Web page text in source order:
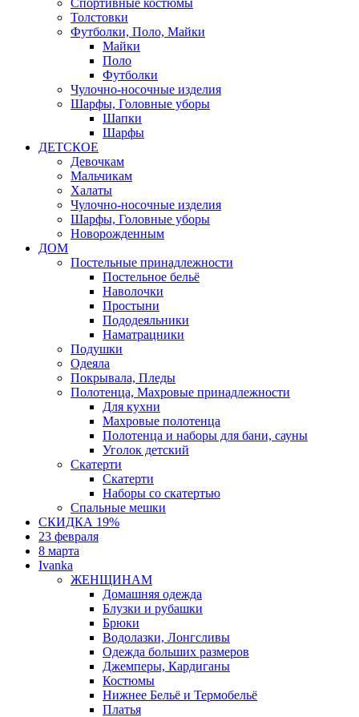
Спортивные костюмы
Толстовки
Футболки, Поло, Майки
Майки
Поло
Футболки
Чулочно-носочные изделия
Шарфы, Головные уборы
Шапки
Шарфы
ДЕТСКОЕ
Девочкам
Мальчикам
Халаты
Чулочно-носочные изделия
Шарфы, Головные уборы
Новорожденным
ДОМ
Постельные принадлежности
Постельное бельё
Наволочки
Простыни
Пододеяльники
Наматрацники
Подушки
Одеяла
Покрывала, Пледы
Полотенца, Махровые принадлежности
Для кухни
Махровые полотенца
Полотенца и наборы для бани, сауны
Уголок детский
Скатерти
Скатерти
Наборы со скатертью
Спальные мешки
СКИДКА 19%
23 февраля
8 марта
Ivanka
ЖЕНЩИНАМ
Домашняя одежда
Блузки и рубашки
Брюки
Водолазки, Лонгсливы
Одежда больших размеров
Джемперы, Кардиганы
Костюмы
Нижнее Бельё и Термобельё
Платья